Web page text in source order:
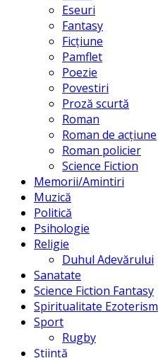
Eseuri
Fantasy
Ficțiune
Pamflet
Poezie
Povestiri
Proză scurtă
Roman
Roman de acțiune
Roman policier
Science Fiction
Memorii/Amintiri
Muzică
Politică
Psihologie
Religie
Duhul Adevărului
Sanatate
Science Fiction Fantasy
Spiritualitate Ezoterism
Sport
Rugby
Știință